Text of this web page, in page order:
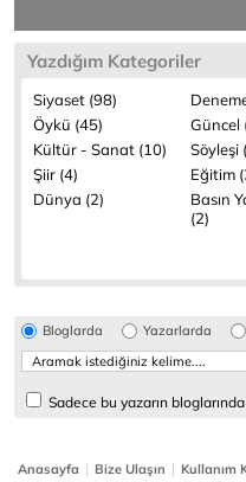
Yazdığım Kategoriler
Siyaset (98)
Öykü (45)
Güncel
Kültür - Sanat (10)
Söyleşi
Şiir (4)
Eğitim
Dünya (2)
Basın
(2)
Bloglarda Yazarlarda
Sadece bu yazarın
Anasayfa | Bize Ulaşın | Kullanım